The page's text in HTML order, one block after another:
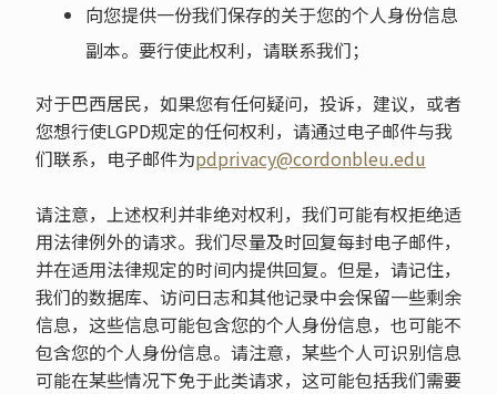
向您提供一份我们保存的关于您的个人身份信息
副本。要行使此权利，请联系我们；
对于巴西居民，如果您有任何疑问，投诉，建议，或者
您想行使LGPD规定的任何权利，请通过电子邮件与我
们联系，电子邮件为pdprivacy@cordonbleu.edu
请注意，上述权利并非绝对权利，我们可能有权拒绝适
用法律例外的请求。我们尽量及时回复每封电子邮件，
并在适用法律规定的时间内提供回复。但是，请记住，
我们的数据库、访问日志和其他记录中会保留一些剩余
信息，这些信息可能包含您的个人身份信息，也可能不
包含您的个人身份信息。请注意，某些个人可识别信息
可能在某些情况下免于此类请求，这可能包括我们需要